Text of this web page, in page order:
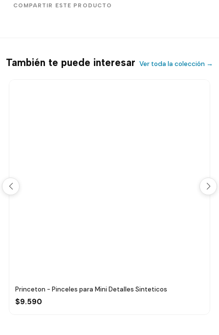
COMPARTIR ESTE PRODUCTO
También te puede interesar Ver toda la colección →
Princeton - Pinceles para Mini Detalles Sinteticos
$9.590